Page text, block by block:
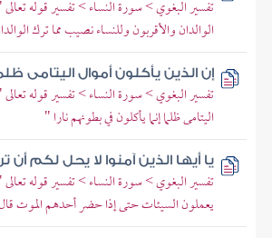
تفسير البغوي > سورة النساء > تفسير قوله
الوالدان والأقربون وللنساء نصيب مما ترك
إن الذين يأكلون أموال اليتامى
تفسير البغوي > سورة النساء > تفسير قوله
اليتامى ظلما إنما يأكلون في بطونهم نارا "
يا أيها الذين آمنوا لا يحل لكم أن
تفسير البغوي > سورة النساء > تفسير قوله
يعملون السيئات حتى إذا حضر أحدهم الموت